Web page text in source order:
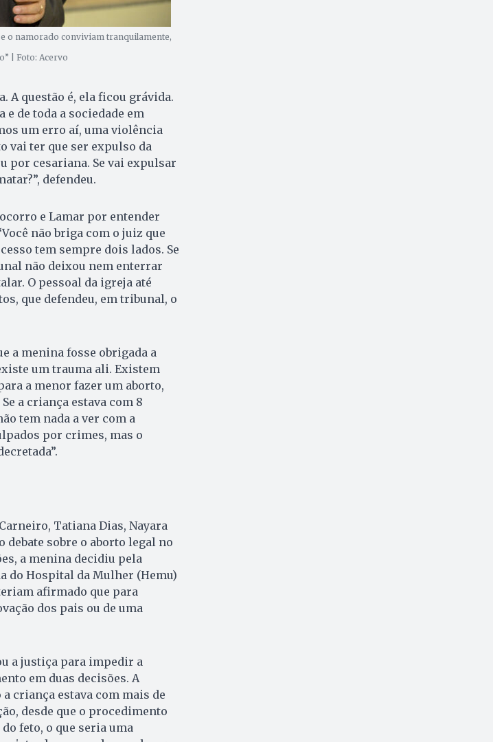
o namorado conviviam tranquilamente,
| Foto: Acervo
A questão é, ela ficou grávida.
e de toda a sociedade em
um erro aí, uma violência
vai ter que ser expulso da
por cesariana. Se vai expulsar
defendeu.
e Lamar por entender
não briga com o juiz que
tem sempre dois lados. Se
não deixou nem enterrar
O pessoal da igreja até
que defendeu, em tribunal, o
a menina fosse obrigada a
um trauma ali. Existem
a menor fazer um aborto,
a criança estava com 8
tem nada a ver com a
por crimes, mas o
Tatiana Dias, Nayara
debate sobre o aborto legal no
a menina decidiu pela
do Hospital da Mulher (Hemu)
afirmado que para
dos pais ou de uma
a justiça para impedir a
em duas decisões. A
criança estava com mais de
desde que o procedimento
feto, o que seria uma